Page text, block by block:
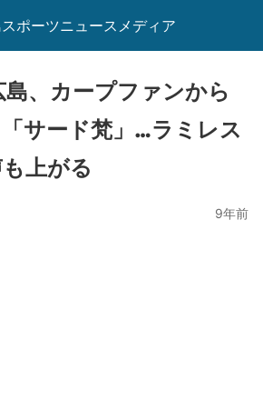
スポーツニュースメディア
、カープファンから
「サード梵」…ラミレス
上がる
9年前